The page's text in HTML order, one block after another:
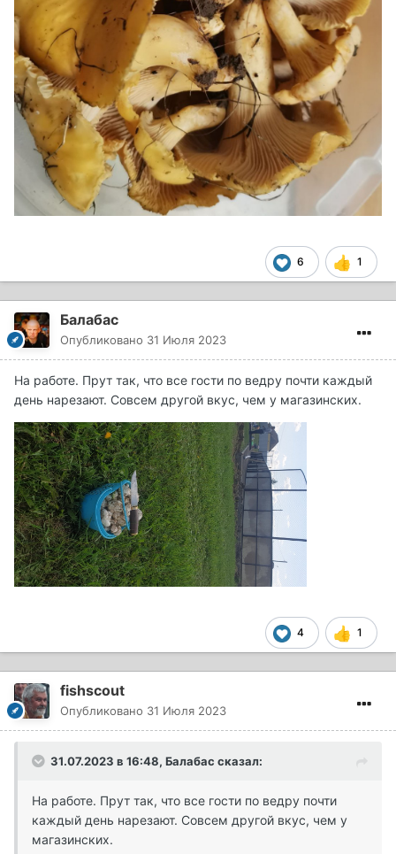
6 1
Балабас
Опубликовано 31 Июля 2023
На работе. Прут так, что все гости по ведру почти каждый
день нарезают. Совсем другой вкус, чем у магазинских.
4 1
fishscout
Опубликовано 31 Июля 2023
31.07.2023 в 16:48, Балабас сказал:
На работе. Прут так, что все гости по ведру почти
каждый день нарезают. Совсем другой вкус, чем у
магазинских.